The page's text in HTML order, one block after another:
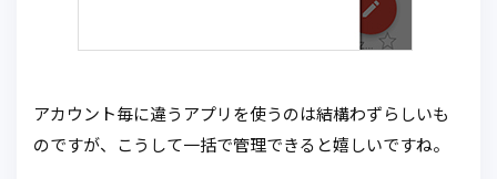
アカウント毎に違うアプリを使うのは結構わずらしいも
のですが、こうして一括で管理できると嬉しいですね。